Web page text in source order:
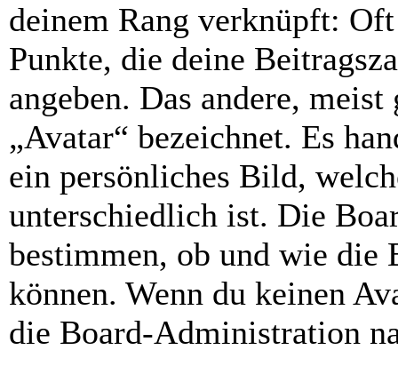
deinem Rang verknüpft:
Punkte, die deine
angeben. Das andere,
„Avatar“ bezeichnet. Es
ein persönliches Bild,
unterschiedlich ist. Die
bestimmen, ob und wie die
können. Wenn du keinen
die Board-Administration